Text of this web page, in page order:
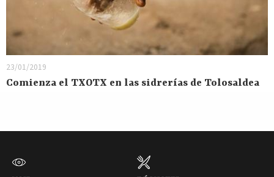
23/01/2019
Comienza el TXOTX en las sidrerías de Tolosaldea